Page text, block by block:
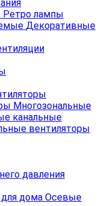
Ретро лампы
Декоративные
Многозональные
канальные
вентиляторы
давления
дома Осевые